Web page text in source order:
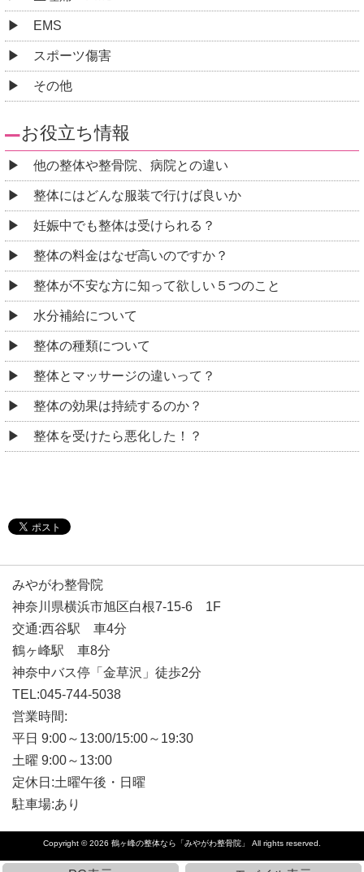
EMS
スポーツ傷害
その他
お役立ち情報
他の整体や整骨院、病院との違い
整体にはどんな服装で行けば良いか
妊娠中でも整体は受けられる？
整体の料金はなぜ高いのですか？
整体が不安な方に知って欲しい５つのこと
水分補給について
整体の種類について
整体とマッサージの違いって？
整体の効果は持続するのか？
整体を受けたら悪化した！？
みやがわ整骨院
神奈川県横浜市旭区白根7-15-6 1F
交通:西谷駅 車4分
鶴ヶ峰駅 車8分
神奈中バス停「金草沢」徒歩2分
TEL:045-744-5038
営業時間:
平日 9:00～13:00/15:00～19:30
土曜 9:00～13:00
定休日:土曜午後・日曜
駐車場:あり
Copyright © 2026 鶴ヶ峰の整体なら「みやがわ整骨院」 All rights reserved.